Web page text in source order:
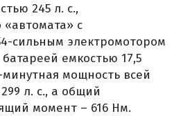
245 л. с.,
«автомата» с
сильным электромотором
емкостью 17,5
минутная мощность всей
л. с., а общий
момент – 616 Нм.